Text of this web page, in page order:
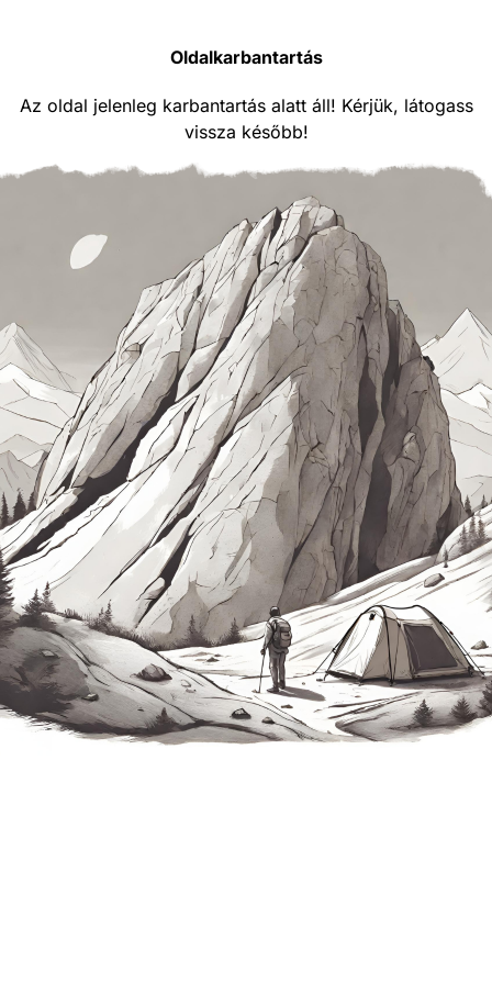
Oldalkarbantartás
Az oldal jelenleg karbantartás alatt áll! Kérjük, látogass
vissza később!